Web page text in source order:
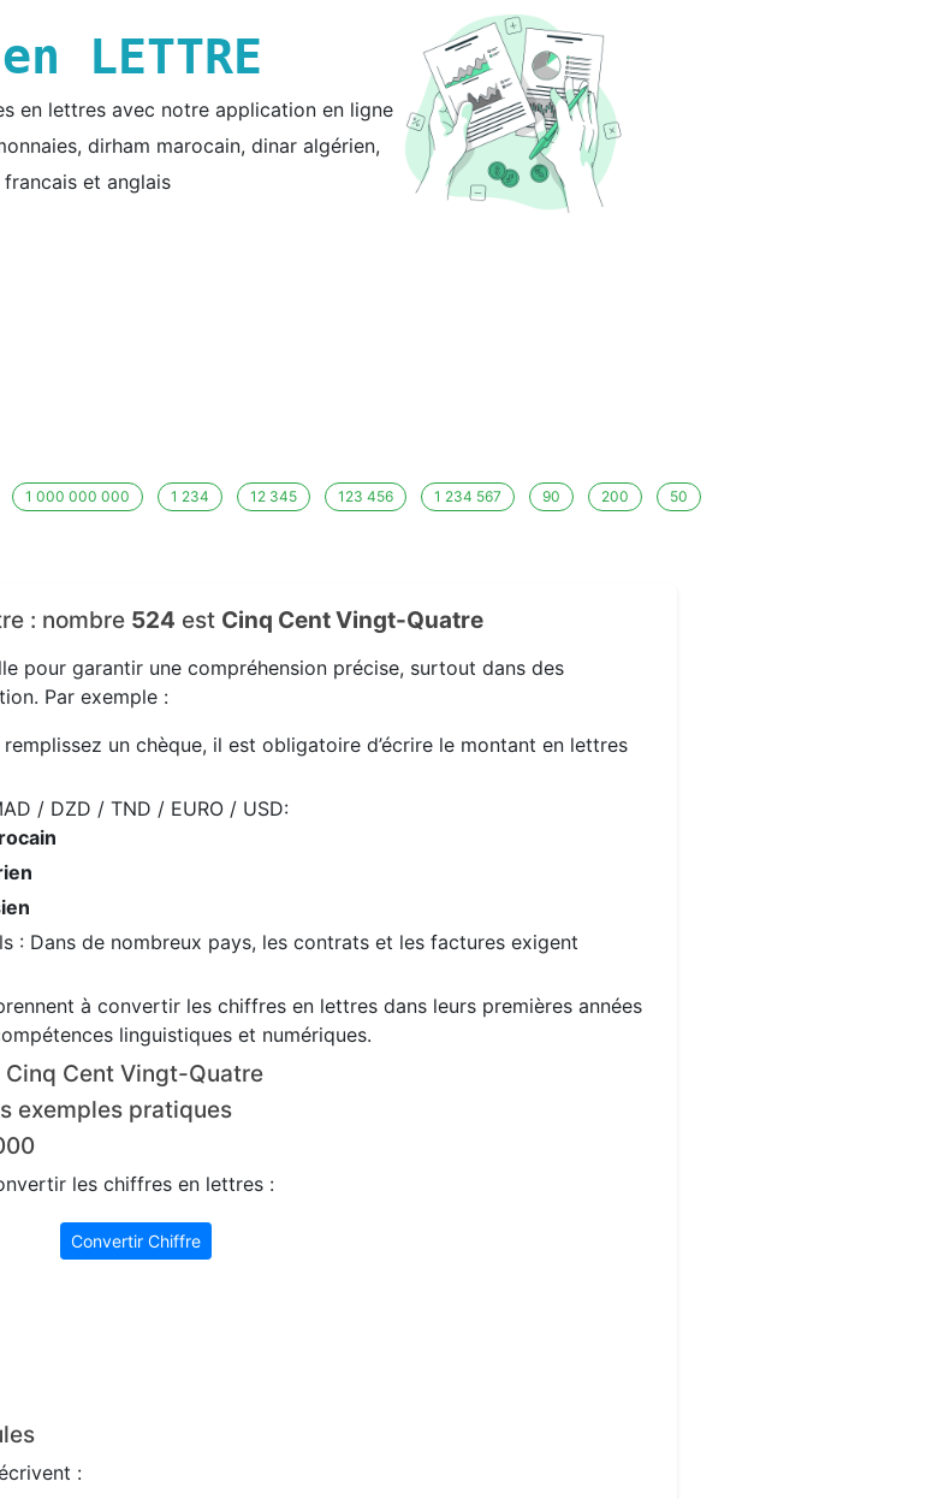
en LETTRE
en lettres avec notre application en ligne
dirham marocain, dinar algérien,
et anglais
1 000 000 000 1 234 12 345 123 456 1 234 567 90 200 50
: nombre 524 est Cinq Cent Vingt-Quatre
pour garantir une compréhension précise, surtout dans des
Par exemple :
un chèque, il est obligatoire d’écrire le montant en lettres
/ DZD / TND / EURO / USD:
: Dans de nombreux pays, les contrats et les factures exigent
à convertir les chiffres en lettres dans leurs premières années
linguistiques et numériques.
Cent Vingt-Quatre
exemples pratiques
les chiffres en lettres :
Convertir Chiffre
: